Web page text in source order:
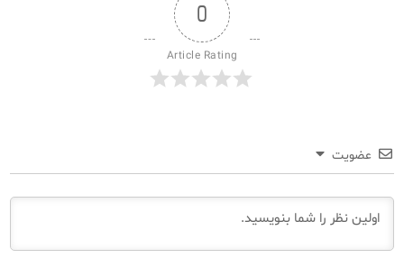
0
Article Rating
عضویت